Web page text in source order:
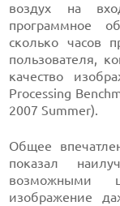
воздух на
программное
сколько часов
пользователя,
качество
Processing
2007 Summer).
Общее
показал
возможными
изображение